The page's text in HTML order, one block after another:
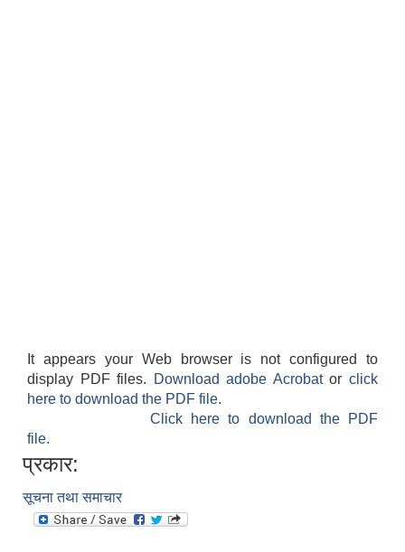
It appears your Web browser is not configured to
display PDF files.
Download adobe Acrobatorclick
here to download the PDF file.
Click here to download the PDF
file.
प्रकार:
सूचना तथा समाचार